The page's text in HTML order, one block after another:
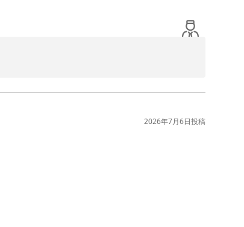
ませんでした。
環境の維持に努めてまいります。
ごしいただける宿を目指してまいります。
ました。
2026年7月6日投稿